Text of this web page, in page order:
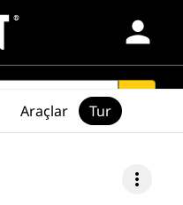
person
more_vert
Araçlar Tur